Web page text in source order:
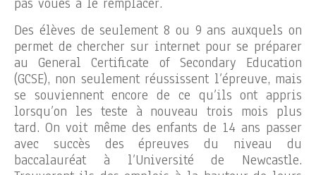
Des élèves de seulement 8 ou 9 ans auxquels on
permet de chercher sur internet pour se préparer
au General Certificate of Secondary Education
(GCSE), non seulement réussissent l’épreuve, mais
se souviennent encore de ce qu’ils ont appris
lorsqu’on les teste à nouveau trois mois plus
tard. On voit même des enfants de 14 ans passer
avec succès des épreuves du niveau du
baccalauréat à l’Université de Newcastle.